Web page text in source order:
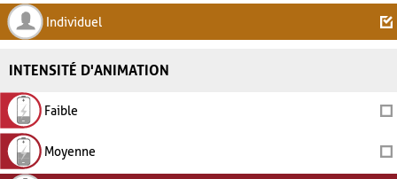
Individuel
INTENSITÉ D'ANIMATION
Faible
Moyenne